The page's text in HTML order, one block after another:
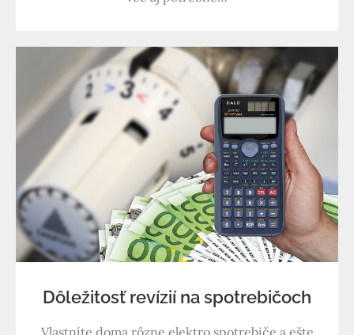
Dôležitosť revízií na spotrebičoch
Vlastníte doma rôzne elektro spotrebiče a ešte